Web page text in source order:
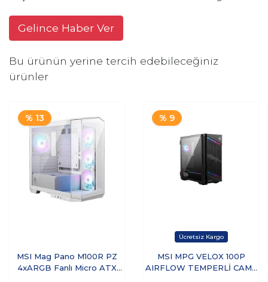
Gelince Haber Ver
Bu ürünün yerine tercih edebileceğiniz
ürünler
% 13
MSI Mag Pano M100R PZ
4xARGB Fanlı Micro ATX
% 9
MSI MPG VELOX 100P
AIRFLOW TEMPERLİ CAM 1